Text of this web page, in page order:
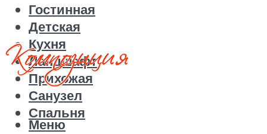
Гостинная
Детская
Кухня
Ландшафт
Прихожая
Санузел
Спальня
Меню